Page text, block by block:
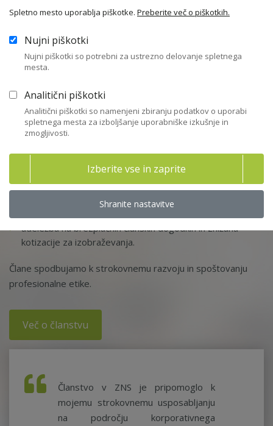
zagotovite številne prednosti:
gradiva in posnetke izobraževanj,
hitro strokovno pomoč in dostop do zbirke pravnih
obveščanje o domačih in mednarodnih novostih,
strokovnih stališčih ZNS, odprtih javnih pozivih za članstvo
v nadzornih svetih ali komisijah,
udeležba na brezplačnih članskih dogodkih in znižana
kotizacije za izobraževanja.
Člane spodbujamo k strokovnemu razvoju in spoštovanju
profesionalne etike.
Več o članstvu
Članstvo v ZNS je pripomoglo k
mojemu strokovnemu usposabljanju
na področju korporativnega
Spletno mesto uporablja piškotke. Preberite več o piškotkih.
Nujni piškotki
Nujni piškotki so potrebni za ustrezno delovanje spletnega
mesta.
Analitični piškotki
Analitični piškotki so namenjeni zbiranju podatkov o uporabi
spletnega mesta za izboljšanje uporabniške izkušnje in
zmogljivosti.
Izberite vse in zaprite
Shranite nastavitve